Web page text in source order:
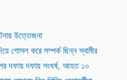
উত্তেজনা
গোসল করে সম্পর্ক ছিন্ন স্বামীর
দফায় দফায় সংঘর্ষ, আহত ১০